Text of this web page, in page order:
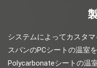
システムによってカスタ
スパンのPCシートの温室
Polycarbonateシートの温